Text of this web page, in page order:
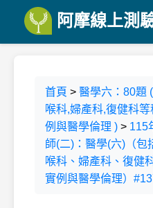
阿摩線上測
首頁 > 醫學六：80題
喉科,婦產科,復健科
例與醫學倫理 ) > 115
師(二)：醫學(六)（包
喉科、婦產科、復健
實例與醫學倫理）